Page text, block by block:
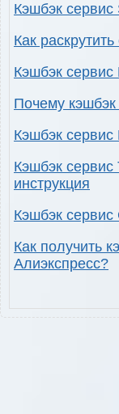
Кэшбэк сервис
Как
Кэшбэк сервис
Почему
Кэшбэк сервис
Кэшбэк сервис
инструкция
Кэшбэк сервис
Как получить
Алиэкспресс?